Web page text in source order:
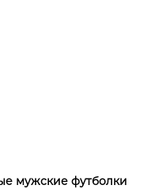
мужские футболки